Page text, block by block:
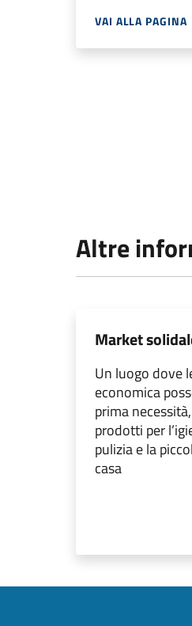
VAI ALLA PAGINA
Altre
Market
Un luogo dove
economica
prima
prodotti per
pulizia e la
casa